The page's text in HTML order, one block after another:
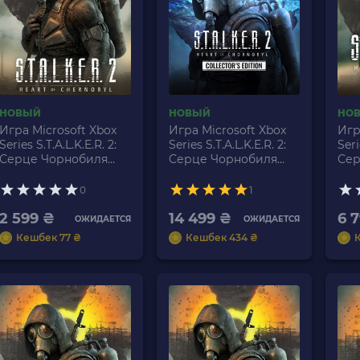
НОВЫЙ
Игра Microsoft Xbox
Series S.T.A.L.K.E.R. 2:
Серце Чорнобиля
Українська Озвучка
0
2 599 ₴ ОЖИДАЕТСЯ
Кешбек 77 ₴
НОВЫЙ
Игра Microsoft Xbox
Series S.T.A.L.K.E.R. 2:
Серце Чорнобиля
Collector's Edition
Новый
1
14 499 ₴ ОЖИДАЕТСЯ
Кешбек 434 ₴
6